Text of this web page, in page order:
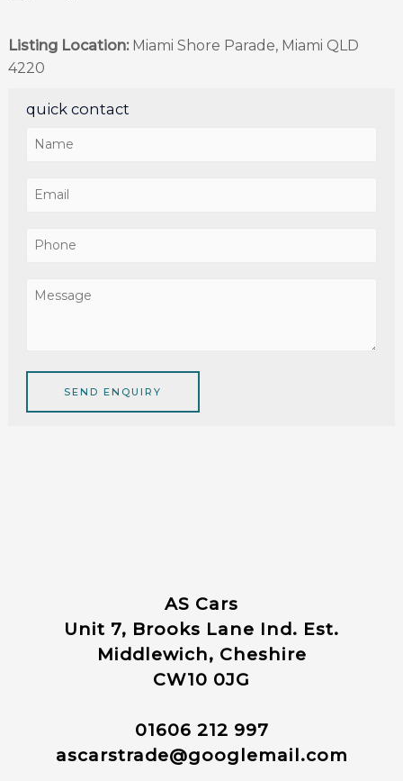
Listing Location:Miami Shore Parade, Miami QLD
4220
quick contact
SEND ENQUIRY
AS Cars
Unit 7, Brooks Lane Ind. Est.
Middlewich, Cheshire
CW10 0JG
01606 212 997
ascarstrade@googlemail.com